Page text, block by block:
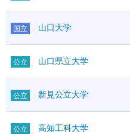
国立 山口大学
公立 山口県立大学
公立 新見公立大学
公立 高知工科大学